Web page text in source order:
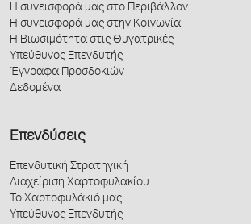
Η συνεισφορά μας στο Περιβάλλον
Η συνεισφορά μας στην Κοινωνία
Η Βιωσιμότητα στις Θυγατρικές
Υπεύθυνος Επενδυτής
Έγγραφα Προσδοκιών
Δεδομένα
Επενδύσεις
Επενδυτική Στρατηγική
Διαχείριση Χαρτοφυλακίου
Το Χαρτοφυλάκιό μας
Υπεύθυνος Επενδυτής